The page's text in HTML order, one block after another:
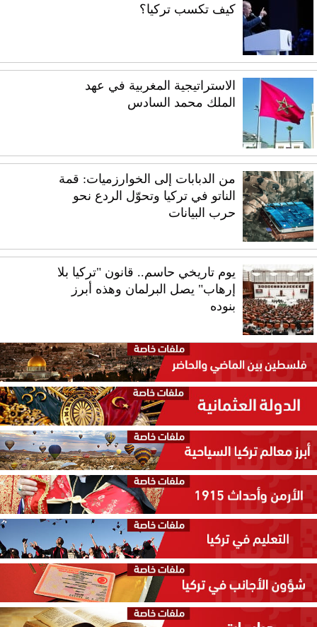
كيف تكسب تركيا؟
الاستراتيجية المغربية في عهد
الملك محمد السادس
من الدبابات إلى الخوارزميات: قمة
الناتو في تركيا وتحوّل الردع نحو
حرب البيانات
يوم تاريخي حاسم.. قانون "تركيا بلا
إرهاب" يصل البرلمان وهذه أبرز
بنوده